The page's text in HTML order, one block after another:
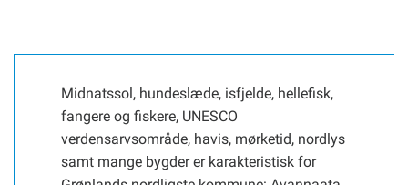
sullissivik.gl
Planportal
Om kommunen
Midnatssol, hundeslæde, isfjelde, hellefisk,
fangere og fiskere, UNESCO
verdensarvsområde, havis, mørketid, nordlys
samt mange bygder er karakteristisk for